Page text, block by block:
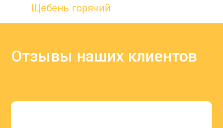
Щебень горячий
Отзывы наших клиентов